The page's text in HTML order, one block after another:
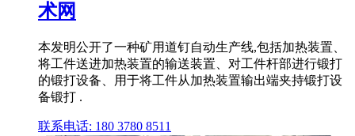
术网
本发明公开了一种矿用道钉自动生产线,包括加热装置、
将工件送进加热装置的输送装置、对工件杆部进行锻打
的锻打设备、用于将工件从加热装置输出端夹持锻打设
备锻打 .
联系电话: 180 3780 8511